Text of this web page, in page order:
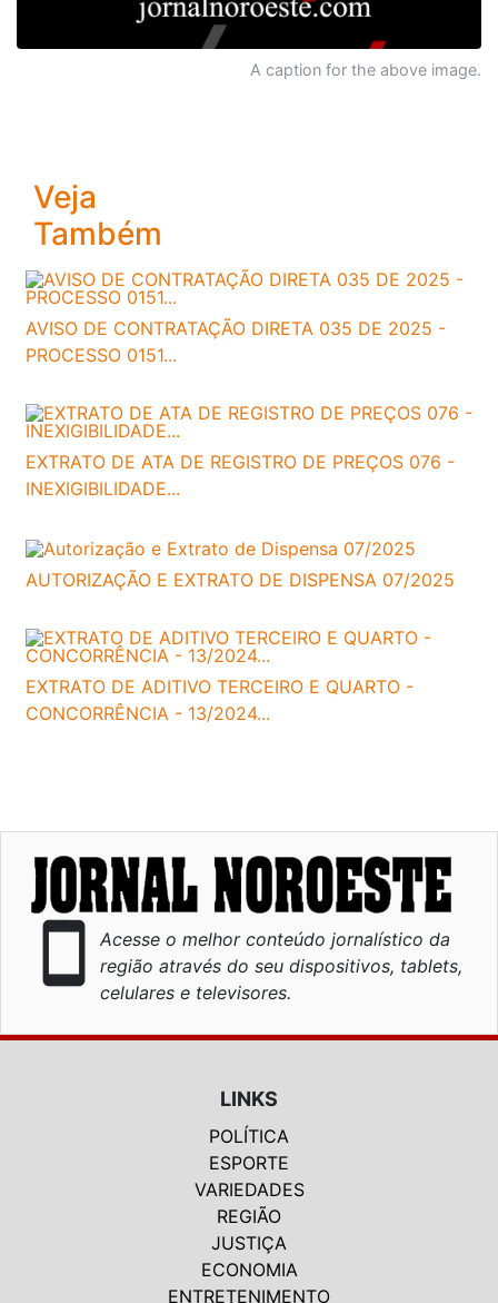
A caption for the above image.
Veja
Também
AVISO DE CONTRATAÇÃO DIRETA 035 DE 2025 -
PROCESSO 0151...
EXTRATO DE ATA DE REGISTRO DE PREÇOS 076 -
INEXIGIBILIDADE...
AUTORIZAÇÃO E EXTRATO DE DISPENSA 07/2025
EXTRATO DE ADITIVO TERCEIRO E QUARTO -
CONCORRÊNCIA - 13/2024...
smartphone
Acesse o melhor conteúdo jornalístico da
região através do seu dispositivos, tablets,
celulares e televisores.
LINKS
POLÍTICA
ESPORTE
VARIEDADES
REGIÃO
JUSTIÇA
ECONOMIA
ENTRETENIMENTO